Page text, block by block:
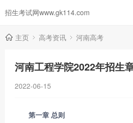
招生考试网www.gk114.com
主页 高考资讯 河南高考
河南工程学院2022年招生
2022-06-15
第一章 总则